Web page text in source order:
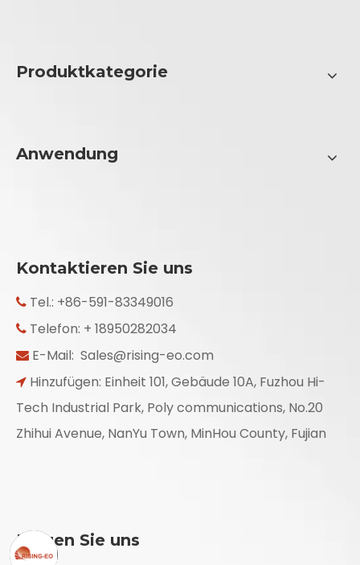
Produktkategorie
Anwendung
Kontaktieren Sie uns
 Tel.: +86-591-83349016
 Telefon: + 18950282034
 E-Mail: Sales@rising-eo.com
 Hinzufügen: Einheit 101, Gebäude 10A, Fuzhou Hi-
Tech Industrial Park, Poly communications, No.20
Zhihui Avenue, NanYu Town, MinHou County, Fujian
Folgen Sie uns